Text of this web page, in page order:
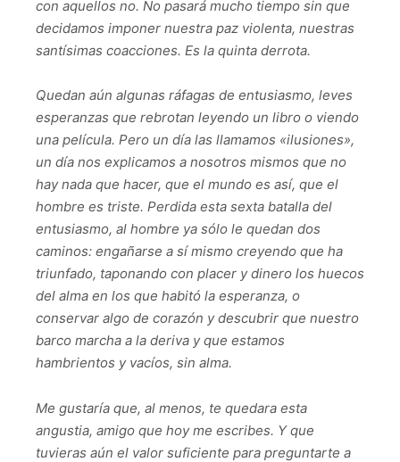
con aquellos no. No pasará mucho tiempo sin que
decidamos imponer nuestra paz violenta, nuestras
santísimas coacciones. Es la quinta derrota.
Quedan aún algunas ráfagas de entusiasmo, leves
esperanzas que rebrotan leyendo un libro o viendo
una película. Pero un día las llamamos «ilusiones»,
un día nos explicamos a nosotros mismos que no
hay nada que hacer, que el mundo es así, que el
hombre es triste. Perdida esta sexta batalla del
entusiasmo, al hombre ya sólo le quedan dos
caminos: engañarse a sí mismo creyendo que ha
triunfado, taponando con placer y dinero los huecos
del alma en los que habitó la esperanza, o
conservar algo de corazón y descubrir que nuestro
barco marcha a la deriva y que estamos
hambrientos y vacíos, sin alma.
Me gustaría que, al menos, te quedara esta
angustia, amigo que hoy me escribes. Y que
tuvieras aún el valor suficiente para preguntarte a